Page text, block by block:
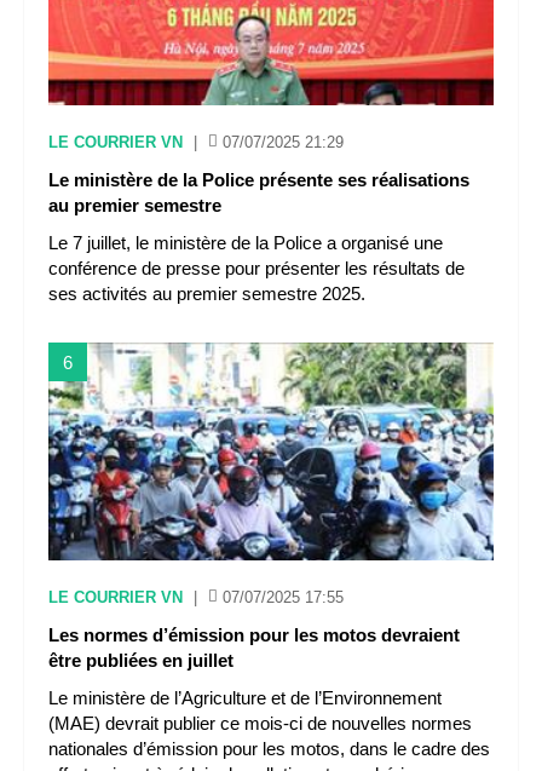
LE COURRIER VN 07/07/2025 21:29
Le ministère de la Police présente ses réalisations
au premier semestre
Le 7 juillet, le ministère de la Police a organisé une
conférence de presse pour présenter les résultats de
ses activités au premier semestre 2025.
6
LE COURRIER VN 07/07/2025 17:55
Les normes d’émission pour les motos devraient
être publiées en juillet
Le ministère de l’Agriculture et de l’Environnement
(MAE) devrait publier ce mois-ci de nouvelles normes
nationales d’émission pour les motos, dans le cadre des